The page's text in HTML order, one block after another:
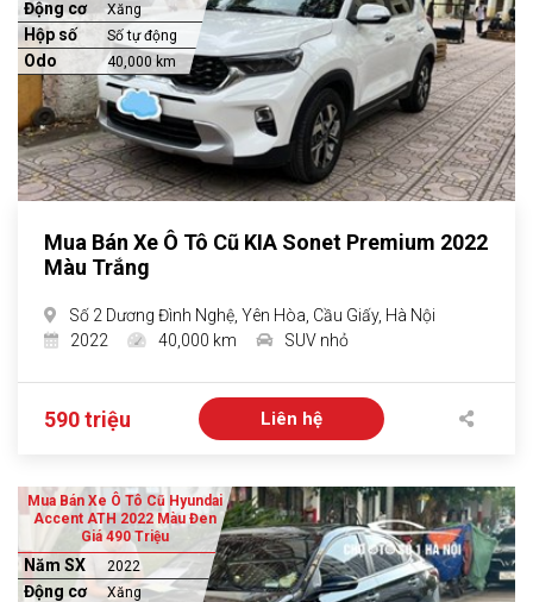
Động cơ Xăng
Hộp số Số tự động
Odo 40,000 km
Mua Bán Xe Ô Tô Cũ KIA Sonet Premium 2022
Màu Trắng
Số 2 Dương Đình Nghệ, Yên Hòa, Cầu Giấy, Hà Nội
2022
40,000 km SUV nhỏ
590 triệu Liên hệ
Mua Bán Xe Ô Tô Cũ Hyundai
Accent ATH 2022 Màu Đen
Giá 490 Triệu
Năm SX 2022
Động cơ Xăng